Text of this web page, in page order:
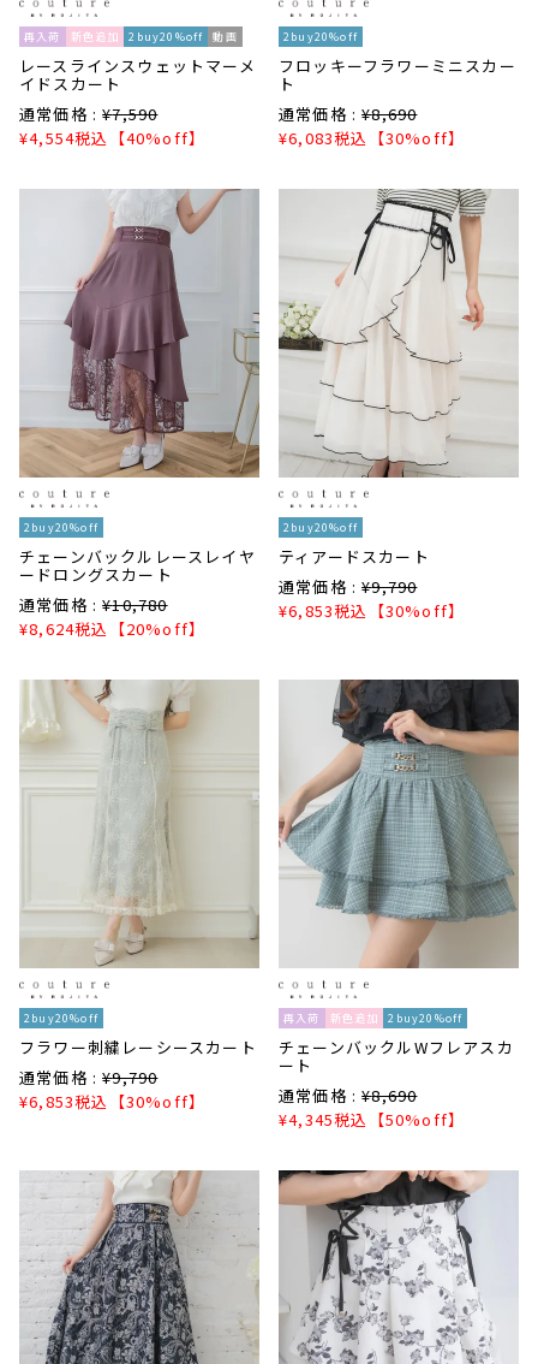
再入荷 新色追加 2buy20%off 動画
レースラインスウェットマーメ
イドスカート
通常価格 : ¥7,590
¥4,554税込 【40%off】
2buy20%off
フロッキーフラワーミニスカー
ト
通常価格 : ¥8,690
¥6,083税込 【30%off】
2buy20%off
チェーンバックルレースレイヤ
ードロングスカート
通常価格 : ¥10,780
¥8,624税込 【20%off】
2buy20%off
ティアードスカート
通常価格 : ¥9,790
¥6,853税込 【30%off】
2buy20%off
フラワー刺繍レーシースカート
通常価格 : ¥9,790
¥6,853税込 【30%off】
再入荷 新色追加 2buy20%off
チェーンバックルWフレアスカ
ート
通常価格 : ¥8,690
¥4,345税込 【50%off】